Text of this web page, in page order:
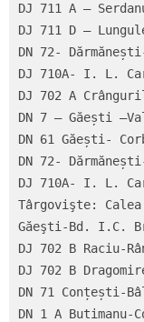
DJ 711 A –
DJ 711 D –
DN 72-
DJ 710A- I. L.
DJ 702 A
DN 7 – Găești
DN 61 Găești-
DN 72-
DJ 710A- I. L.
Târgovişte: Calea
Găeşti-Bd. I.C.
DJ 702 B Raciu-
DJ 702 B
DN 71 Conțești-
DN 1 A Butimanu-